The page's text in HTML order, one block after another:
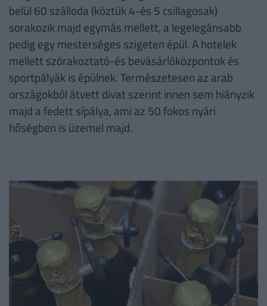
belül 60 szálloda (köztük 4-és 5 csillagosak)
sorakozik majd egymás mellett, a legelegánsabb
pedig egy mesterséges szigeten épül. A hotelek
mellett szórakoztató-és bevásárlóközpontok és
sportpályák is épülnek. Természetesen az arab
országokból átvett divat szerint innen sem hiányzik
majd a fedett sípálya, ami az 50 fokos nyári
hőségben is üzemel majd.